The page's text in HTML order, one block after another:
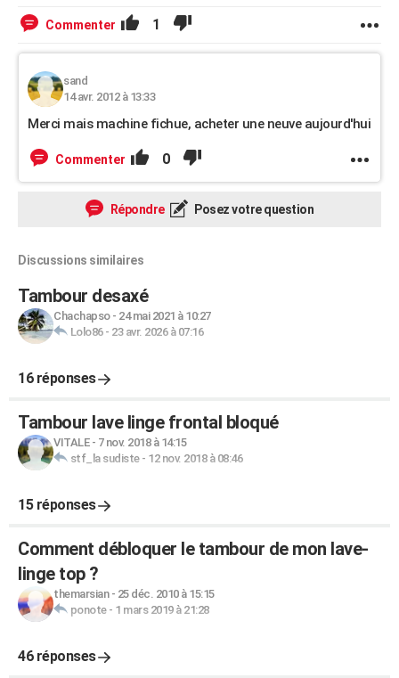
Commenter 1
sand
14 avr. 2012 à 13:33
Merci mais machine fichue, acheter une neuve aujourd'hui
Commenter 0
Répondre Posez votre question
Discussions similaires
Tambour desaxé
Chachapso- 24 mai 2021 à 10:27
Lolo86- 23 avr. 2026 à 07:16
16 réponses
Tambour lave linge frontal bloqué
VITALE- 7 nov. 2018 à 14:15
stf_la sudiste- 12 nov. 2018 à 08:46
15 réponses
Comment débloquer le tambour de mon lave-
linge top ?
themarsian- 25 déc. 2010 à 15:15
ponote- 1 mars 2019 à 21:28
46 réponses